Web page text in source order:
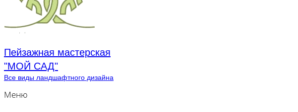
Пейзажная мастерская
"МОЙ САД"
Все виды ландшафтного дизайна
Меню